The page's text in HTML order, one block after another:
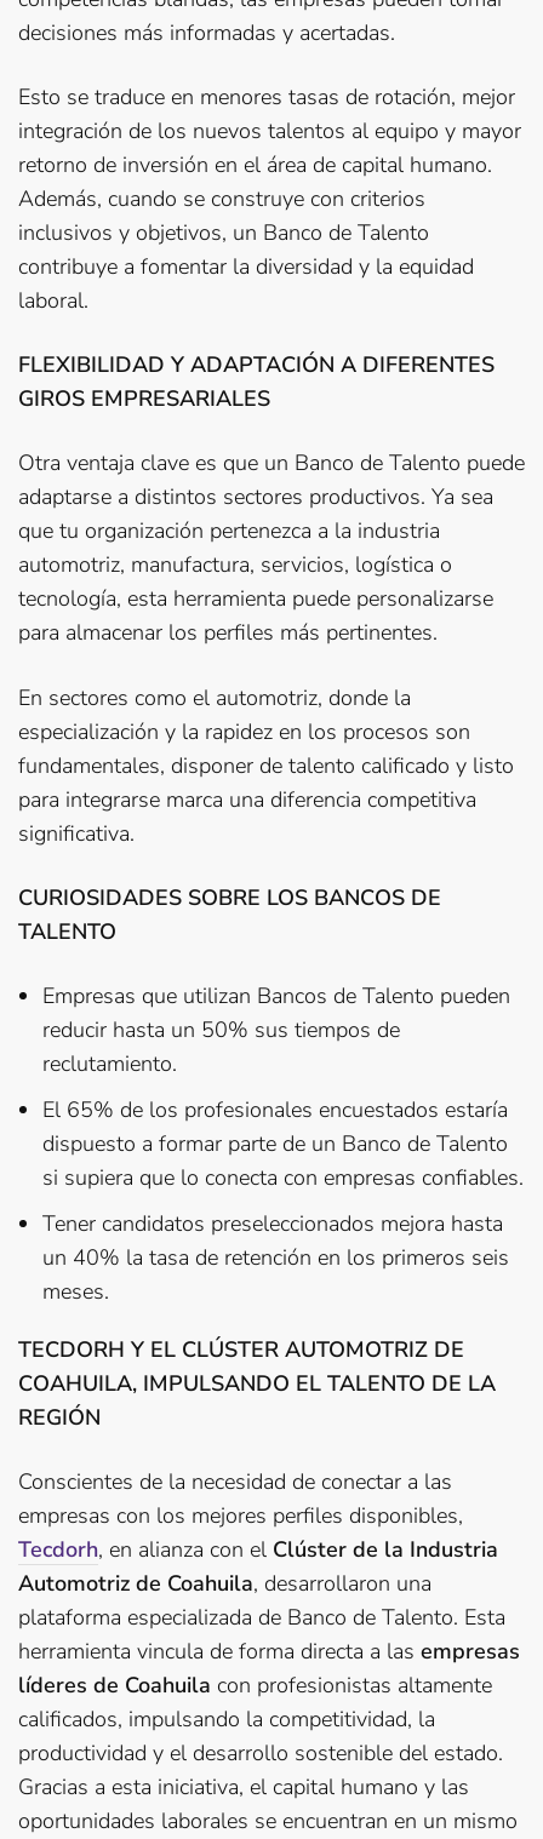
decisiones más informadas y acertadas.
Esto se traduce en menores tasas de rotación, mejor
integración de los nuevos talentos al equipo y mayor
retorno de inversión en el área de capital humano.
Además, cuando se construye con criterios
inclusivos y objetivos, un Banco de Talento
contribuye a fomentar la diversidad y la equidad
laboral.
FLEXIBILIDAD Y ADAPTACIÓN A DIFERENTES
GIROS EMPRESARIALES
Otra ventaja clave es que un Banco de Talento puede
adaptarse a distintos sectores productivos. Ya sea
que tu organización pertenezca a la industria
automotriz, manufactura, servicios, logística o
tecnología, esta herramienta puede personalizarse
para almacenar los perfiles más pertinentes.
En sectores como el automotriz, donde la
especialización y la rapidez en los procesos son
fundamentales, disponer de talento calificado y listo
para integrarse marca una diferencia competitiva
significativa.
CURIOSIDADES SOBRE LOS BANCOS DE
TALENTO
Empresas que utilizan Bancos de Talento pueden
reducir hasta un 50% sus tiempos de
reclutamiento.
El 65% de los profesionales encuestados estaría
dispuesto a formar parte de un Banco de Talento
si supiera que lo conecta con empresas confiables.
Tener candidatos preseleccionados mejora hasta
un 40% la tasa de retención en los primeros seis
meses.
TECDORH Y EL CLÚSTER AUTOMOTRIZ DE
COAHUILA, IMPULSANDO EL TALENTO DE LA
REGIÓN
Conscientes de la necesidad de conectar a las
empresas con los mejores perfiles disponibles,
Tecdorh, en alianza con el Clúster de la Industria
Automotriz de Coahuila, desarrollaron una
plataforma especializada de Banco de Talento. Esta
herramienta vincula de forma directa a las empresas
líderes de Coahuila con profesionistas altamente
calificados, impulsando la competitividad, la
productividad y el desarrollo sostenible del estado.
Gracias a esta iniciativa, el capital humano y las
oportunidades laborales se encuentran en un mismo